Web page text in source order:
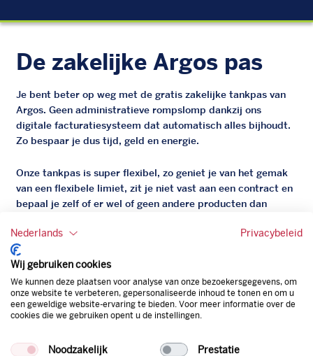
De zakelijke Argos pas
Je bent beter op weg met de gratis zakelijke tankpas van
Argos. Geen administratieve rompslomp dankzij ons
digitale facturatiesysteem dat automatisch alles bijhoudt.
Zo bespaar je dus tijd, geld en energie.
Onze tankpas is super flexibel, zo geniet je van het gemak
van een flexibele limiet, zit je niet vast aan een contract en
bepaal je zelf of er wel of geen andere producten dan
Bovendien profiteer je altijd van een gegarandeerde
korting. Mocht de pompprijs toch lager zijn dan betaal je
natuurlijk de prijs aan de pomp. Zo ben je altijd verzekerd
van de laagste prijs.
Nederlands Privacybeleid
Wij gebruiken cookies
We kunnen deze plaatsen voor analyse van onze bezoekersgegevens, om
onze website te verbeteren, gepersonaliseerde inhoud te tonen en om u
een geweldige website-ervaring te bieden. Voor meer informatie over de
cookies die we gebruiken opent u de instellingen.
Noodzakelijk Prestatie